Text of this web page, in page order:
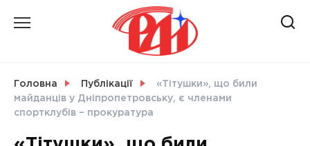
СВІТ
Головна Публікації
«Тітушки», що били
майданців у Дніпропетровську, є членами
спортклубів – прокуратура